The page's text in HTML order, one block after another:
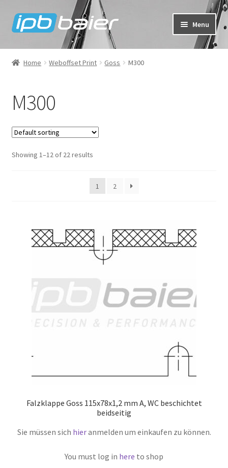
Skip
to
Skip
to
Menu
My Account
Checkout
Shop
FAQ
Home Weboffset Print Goss M300
M300
Showing 1–12 of 22 results
1 2
Falzklappe Goss 115x78x1,2 mm A, WC beschichtet
beidseitig
Sie müssen sich hieranmelden um einkaufen zu können.
You must log in here to shop